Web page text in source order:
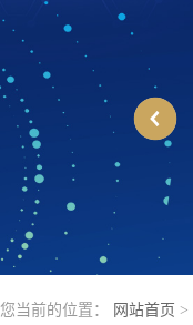
您当前的位置： 网站首页 >